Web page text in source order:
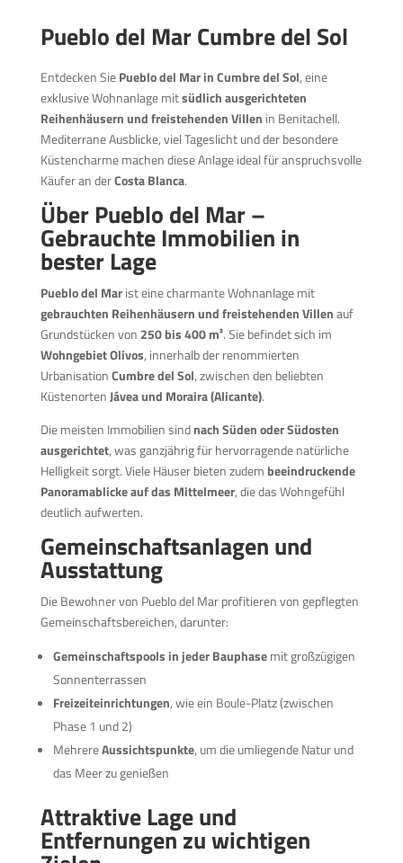
Pueblo del Mar Cumbre del Sol
Entdecken SiePueblo del Mar in Cumbre del Sol, eine
exklusive Wohnanlage mitsüdlich ausgerichteten
Reihenhäusern und freistehenden Villen in Benitachell.
Mediterrane Ausblicke, viel Tageslicht und der besondere
Küstencharme machen diese Anlage ideal für anspruchsvolle
Käufer an derCosta Blanca.
Über Pueblo del Mar –
Gebrauchte Immobilien in
bester Lage
Pueblo del Marist eine charmante Wohnanlage mit
gebrauchten Reihenhäusern und freistehenden Villenauf
Grundstücken von 250 bis 400 m². Sie befindet sich im
Wohngebiet Olivos, innerhalb der renommierten
UrbanisationCumbre del Sol, zwischen den beliebten
KüstenortenJávea und Moraira (Alicante).
Die meisten Immobilien sindnach Süden oder Südosten
ausgerichtet, was ganzjährig für hervorragende natürliche
Helligkeit sorgt. Viele Häuser bieten zudem beeindruckende
Panoramablicke auf das Mittelmeer, die das Wohngefühl
deutlich aufwerten.
Gemeinschaftsanlagen und
Ausstattung
Die Bewohner von Pueblo del Mar profitieren von gepflegten
Gemeinschaftsbereichen, darunter:
Gemeinschaftspools in jeder Bauphasemit großzügigen
Sonnenterrassen
Freizeiteinrichtungen, wie ein Boule-Platz (zwischen
Phase 1 und 2)
MehrereAussichtspunkte, um die umliegende Natur und
das Meer zu genießen
Attraktive Lage und
Entfernungen zu wichtigen